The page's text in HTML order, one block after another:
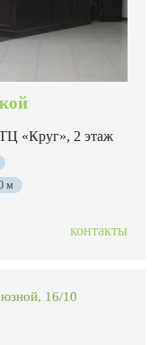
«Круг», 2 этаж
м
контакты